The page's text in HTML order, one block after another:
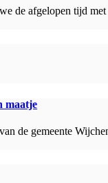
de afgelopen tijd
maatje
de gemeente